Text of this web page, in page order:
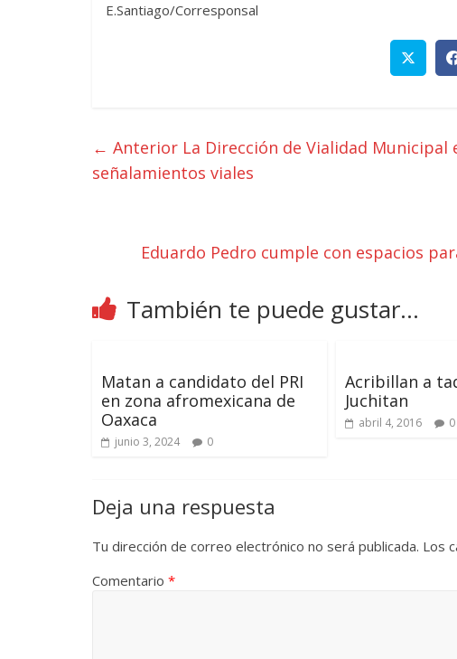
E.Santiago/Corresponsal
← Anterior La Dirección de Vialidad
señalamientos viales
Eduardo Pedro cumple con espacios
También te puede gustar...
Matan a candidato del PRI
en zona afromexicana de
Oaxaca
junio 3, 2024 0
Acribillan a
Juchitan
abril 4, 2016 0
Deja una respuesta
Tu dirección de correo electrónico no será publicada. Los
Comentario *